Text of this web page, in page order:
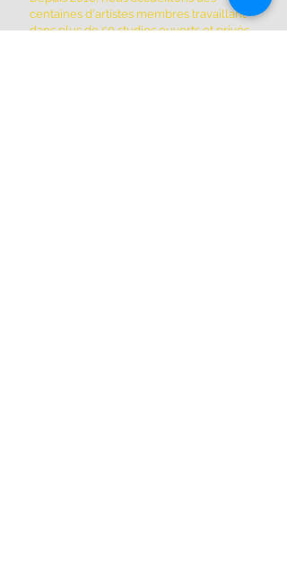
centaines d'artistes membres travaillant
dans plus de 50 studios ouverts et privés,